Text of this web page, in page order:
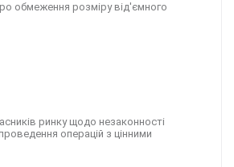
обмеження розміру від'ємного
ринку щодо незаконності
операцій з цінними